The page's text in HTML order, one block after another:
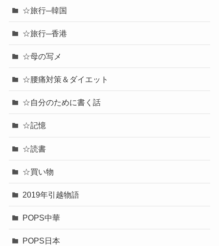
☆旅行─韓国
☆旅行─香港
☆母の写メ
☆腰痛対策＆ダイエット
☆自分のために書く話
☆記憶
☆読書
☆買い物
2019年引越物語
POPS中華
POPS日本